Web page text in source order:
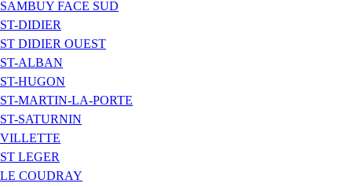
SAMBUY FACE SUD
ST-DIDIER
ST DIDIER OUEST
ST-ALBAN
ST-HUGON
ST-MARTIN-LA-PORTE
ST-SATURNIN
VILLETTE
ST LEGER
LE COUDRAY